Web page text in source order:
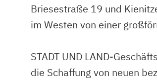
Briesestraße 19 und
im Westen von einer
STADT UND LAND-
die Schaffung von neuen